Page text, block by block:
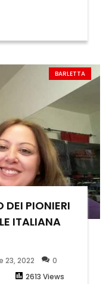
BARLETTA
PIONIERI
ITALIANA
23, 2022
2613 Views
0